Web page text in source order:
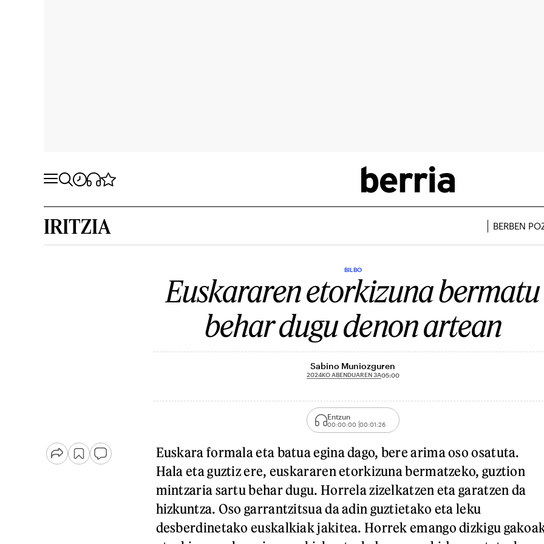
IRITZIA BERBEN
BILBO
Euskararen etorkizuna bermatu
behar dugu denon artean
Sabino Muniozguren
2024KO ABENDUAREN 3A05:00
Entzun
00:00:00 00:01:26
Euskara formala eta batua egina dago, bere arima oso osatuta.
Hala eta guztiz ere, euskararen etorkizuna bermatzeko, guztion
mintzaria sartu behar dugu. Horrela zizelkatzen eta garatzen da
hizkuntza. Oso garrantzitsua da adin guztietako eta leku
desberdinetako euskalkiak jakitea. Horrek emango dizkigu